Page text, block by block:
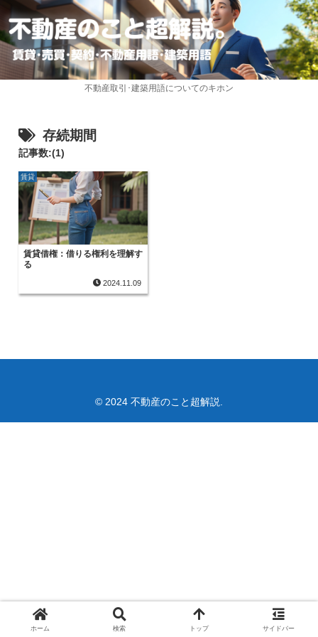
不動産取引･建築用語についてのキホン
存続期間
記事数:(1)
賃貸
賃貸借権：借りる権利を理解す
る
2024.11.09
© 2024 不動産のこと超解説.
ホーム 検索 トップ サイドバー